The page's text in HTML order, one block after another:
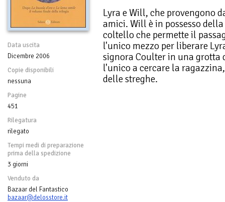
Data uscita
Dicembre 2006
Copie disponibili
nessuna
Pagine
451
Rilegatura
rilegato
Tempi medi di preparazione
prima della spedizione
3 giorni
Venduto da
Bazaar del Fantastico
bazaar@delosstore.it
Lyra e Will, che provengono
amici. Will è in possesso
coltello che permette il
l'unico mezzo per liberare
signora Coulter in una grotta
l'unico a cercare la
delle streghe.